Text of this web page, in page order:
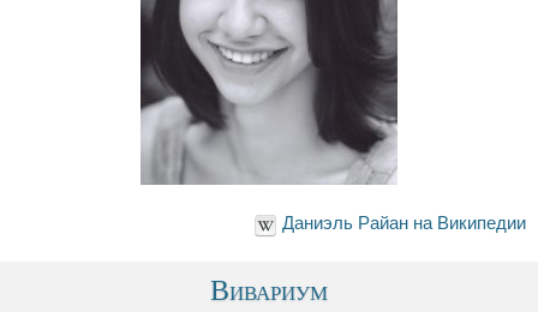
Даниэль Райан на Википедии
Вивариум